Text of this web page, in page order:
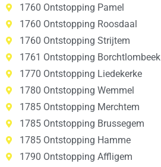
1760 Ontstopping Pamel
1760 Ontstopping Roosdaal
1760 Ontstopping Strijtem
1761 Ontstopping Borchtlombeek
1770 Ontstopping Liedekerke
1780 Ontstopping Wemmel
1785 Ontstopping Merchtem
1785 Ontstopping Brussegem
1785 Ontstopping Hamme
1790 Ontstopping Affligem